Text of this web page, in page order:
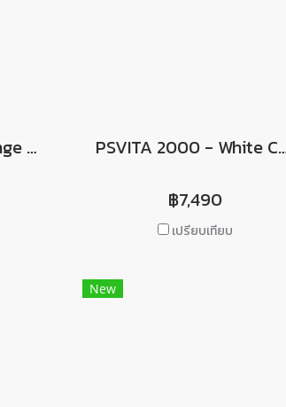
PSVITA 2000 - Orange Color ฟรี ฟิล์มกันรอยหน้าจอ
PSVITA 2000 - White
฿7,490
เปรียบเทียบ
New